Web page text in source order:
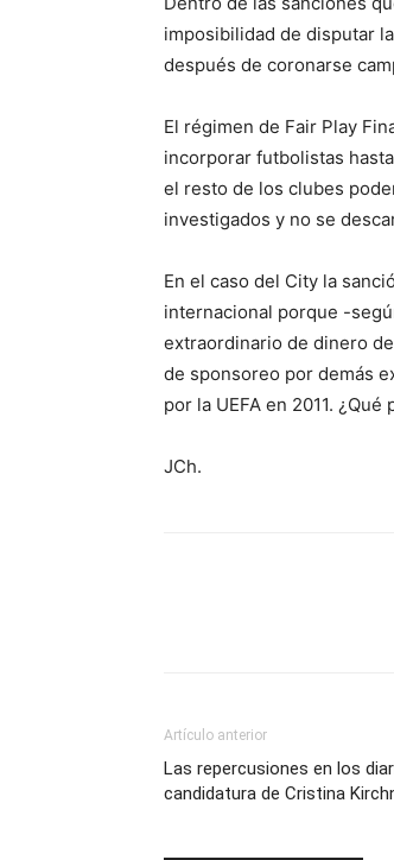
imposibilidad de disputar
después de coronarse
El régimen de Fair Play
incorporar futbolistas
el resto de los clubes
investigados y no se
En el caso del City la
internacional porque -
extraordinario de dinero
de sponsoreo por demás
por la UEFA en 2011.
JCh.
Artículo anterior
Las repercusiones en los
candidatura de Cristina